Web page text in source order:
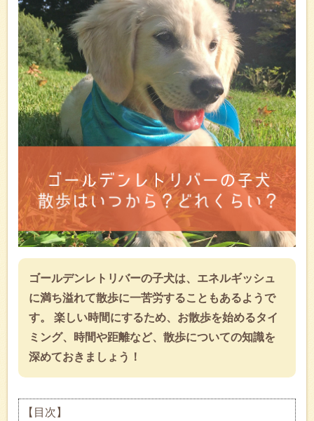
ゴールデンレトリバーの子
らい？
ゴールデンレトリバーの子犬は、エネルギッシュ
に満ち溢れて散歩に一苦労することもあるようで
す。 楽しい時間にするため、お散歩を始めるタイ
ミング、時間や距離など、散歩についての知識を
深めておきましょう！
【目次】